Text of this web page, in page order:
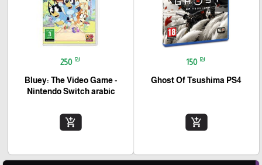
150 ₪
Ghost Of Tsushima PS4
add_shopping_cart
250 ₪
Bluey: The Video Game -
Nintendo Switch arabic
add_shopping_cart